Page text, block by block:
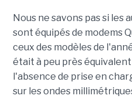
Nous ne savons pas si les
sont équipés de modems
ceux des modèles de
était à peu près équivalent
l'absence de prise en
sur les ondes